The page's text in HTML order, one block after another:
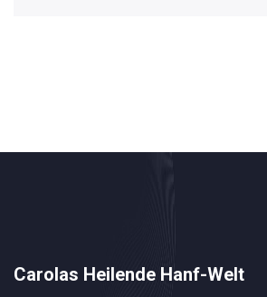
Carolas Heilende Hanf-Welt